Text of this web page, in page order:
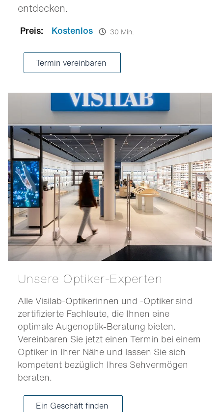
entdecken.
Preis: Kostenlos 30 Min.
Termin vereinbaren
Unsere Optiker-Experten
Alle Visilab-Optikerinnen und -Optiker sind
zertifizierte Fachleute, die Ihnen eine
optimale Augenoptik-Beratung bieten.
Vereinbaren Sie jetzt einen Termin bei einem
Optiker in Ihrer Nähe und lassen Sie sich
kompetent bezüglich Ihres Sehvermögen
beraten.
Ein Geschäft finden